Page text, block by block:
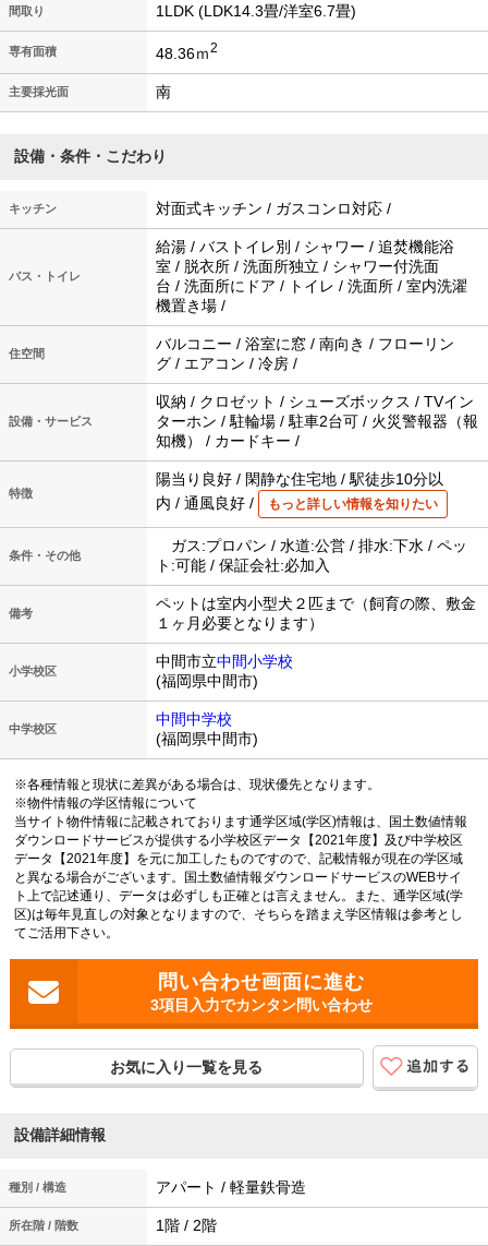
間取り 1LDK (LDK14.3畳/洋室6.7畳)
専有面積 48.36ｍ2
主要採光面 南
設備・条件・こだわり
キッチン 対面式キッチン / ガスコンロ対応 /
バス・トイレ
給湯 / バストイレ別 / シャワー / 追焚機能浴
室 / 脱衣所 / 洗面所独立 / シャワー付洗面
台 / 洗面所にドア / トイレ / 洗面所 / 室内洗濯
機置き場 /
住空間
バルコニー / 浴室に窓 / 南向き / フローリン
グ / エアコン / 冷房 /
設備・サービス
収納 / クロゼット / シューズボックス / TVイン
ターホン / 駐輪場 / 駐車2台可 / 火災警報器（報
知機） / カードキー /
特徴
陽当り良好 / 閑静な住宅地 / 駅徒歩10分以
内 / 通風良好 /
もっと詳しい情報を知りたい
条件・その他
ガス:プロパン / 水道:公営 / 排水:下水 / ペッ
ト:可能 / 保証会社:必加入
備考
ペットは室内小型犬２匹まで（飼育の際、敷金
１ヶ月必要となります）
小学校区
中間市立中間小学校
(福岡県中間市)
中学校区
中間中学校
(福岡県中間市)
※各種情報と現状に差異がある場合は、現状優先となります。
※物件情報の学区情報について
当サイト物件情報に記載されております通学区域(学区)情報は、国土数値情報
ダウンロードサービスが提供する小学校区データ【2021年度】及び中学校区
データ【2021年度】を元に加工したものですので、記載情報が現在の学区域
と異なる場合がございます。国土数値情報ダウンロードサービスのWEBサイ
ト上で記述通り、データは必ずしも正確とは言えません。また、通学区域(学
区)は毎年見直しの対象となりますので、そちらを踏まえ学区情報は参考とし
てご活用下さい。
3項目入力でカンタン問い合わせ
お気に入り一覧を見る
設備詳細情報
種別 / 構造 アパート / 軽量鉄骨造
所在階 / 階数 1階 / 2階